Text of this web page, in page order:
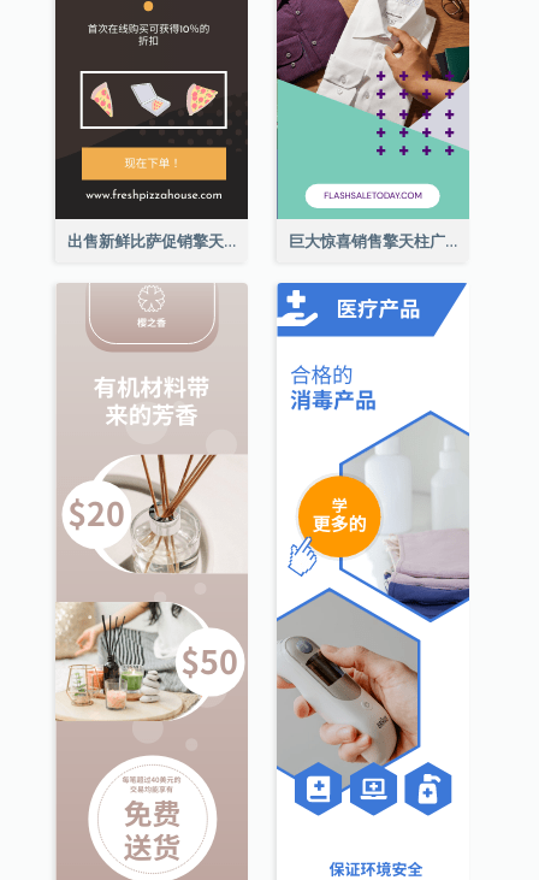
出售新鲜比萨促销擎天柱广告 巨大惊喜销售擎天柱广告